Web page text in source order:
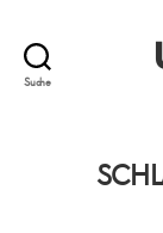
Suche